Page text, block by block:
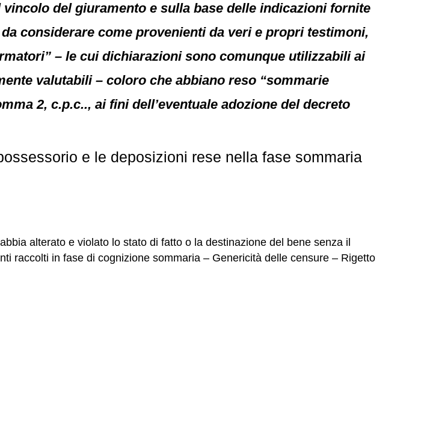
del giuramento e sulla base delle indicazioni fornite
considerare come provenienti da veri e propri testimoni,
– le cui dichiarazioni sono comunque utilizzabili ai
valutabili – coloro che abbiano reso “sommarie
2, c.p.c.., ai fini dell’eventuale adozione del decreto
e le deposizioni rese nella fase sommaria
alterato e violato lo stato di fatto o la destinazione del bene senza il
raccolti in fase di cognizione sommaria – Genericità delle censure – Rigetto